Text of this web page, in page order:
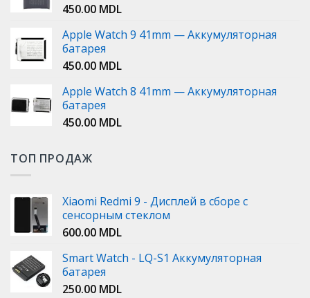
450.00 MDL
Apple Watch 9 41mm — Аккумуляторная
батарея
450.00 MDL
Apple Watch 8 41mm — Аккумуляторная
батарея
450.00 MDL
ТОП ПРОДАЖ
Xiaomi Redmi 9 - Дисплей в сборе с
сенсорным стеклом
600.00 MDL
Smart Watch - LQ-S1 Аккумуляторная
батарея
250.00 MDL